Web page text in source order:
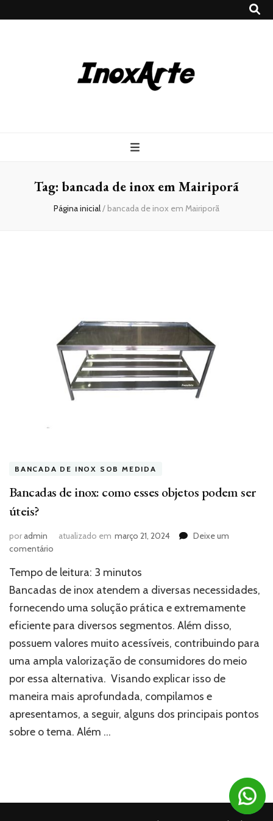
Tag: bancada de inox em Mairiporã
Página inicial/ bancada de inox em Mairiporã
BANCADA DE INOX SOB MEDIDA
Bancadas de inox: como esses objetos podem ser
úteis?
poradmin atualizado em março 21, 2024
Deixe um
comentário
de
inox:
esses
objetos
podem
ser
úteis?
Tempo de leitura: 3 minutos
Bancadas de inox atendem a diversas necessidades,
fornecendo uma solução prática e extremamente
eficiente para diversos segmentos. Além disso,
possuem valores muito acessíveis, contribuindo para
uma ampla valorização de consumidores do meio
por essa alternativa. Visando explicar isso de
maneira mais aprofundada, compilamos e
apresentamos, a seguir, alguns dos principais pontos
sobre o tema. Além …